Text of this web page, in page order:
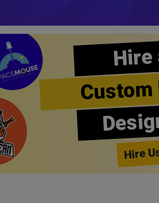
Hire
Custom
Hire